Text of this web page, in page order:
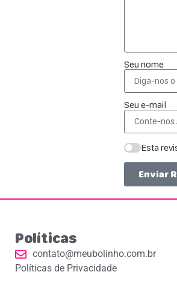
Seu nome
Seu e-mail
Esta
Enviar
Políticas
contato@meubolinho.com.br
Políticas de Privacidade